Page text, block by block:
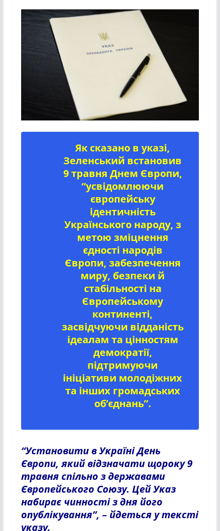
Як сказано в указі,
Зеленський встановив
9 травня Днем Європи,
“усвідомлюючи
європейську
ідентичність
Українського народу, з
метою зміцнення
єдності народів
Європи, забезпечення
миру, безпеки й
стабільності на
Європейському
континенті,
засвідчуючи відданість
ідеалам та цінностям
демократії,
підтримуючи
ініціативи молодіжних
та інших громадських
об’єднань”.
“Установити в Україні День
Європи, який відзначати щороку 9
травня спільно з державами
Європейського Союзу. Цей Указ
набирає чинності з дня його
опублікування”, – йдеться у тексті
указу.